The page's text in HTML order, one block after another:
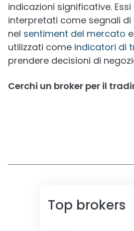
indicazioni significative.
interpretati come segnali
nel sentiment del mercato
utilizzati come indicatori di
prendere decisioni di
Cerchi un broker per il
Top brokers